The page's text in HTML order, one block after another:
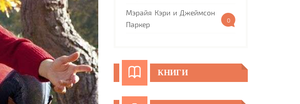
Мэрайя Кэри и Джеймсон
Паркер
0
КНИГИ